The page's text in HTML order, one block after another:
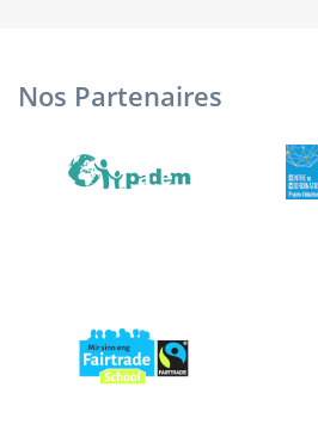
Nos Partenaires